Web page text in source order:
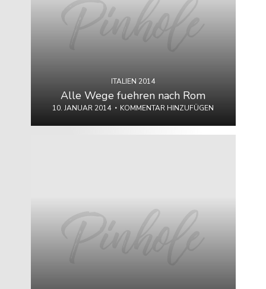
ITALIEN 2014
Alle Wege fuehren nach Rom
10. JANUAR 2014 KOMMENTAR HINZUFÜGEN